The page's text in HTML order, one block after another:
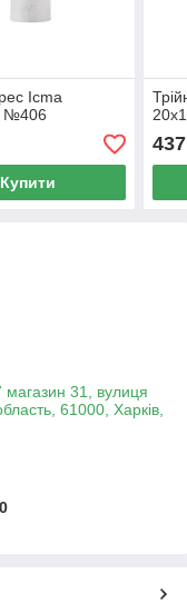
Icma
№406
Купити
437
31, вулиця
61000, Харків,